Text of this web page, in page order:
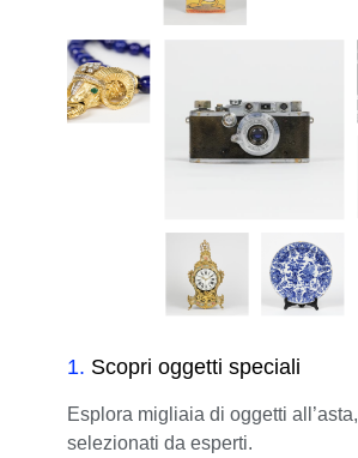
1. Scopri oggetti speciali
Esplora migliaia di oggetti all’asta,
selezionati da esperti.